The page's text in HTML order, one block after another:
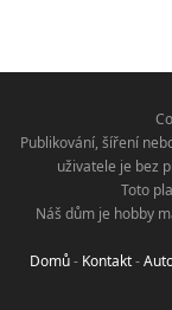
Publikování, šíření
uživatele je bez
Toto
Náš dům je hobby
Domů- Kontakt-